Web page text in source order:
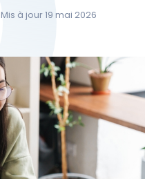
Mis à jour 19 mai 2026